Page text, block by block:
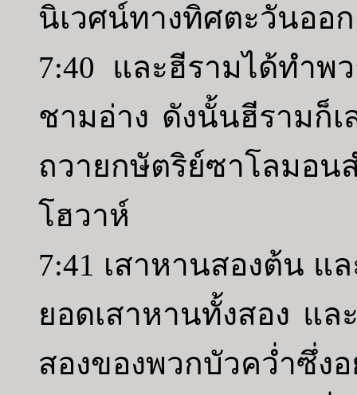
นิเวศน์ทางทิศตะวันออก
7:40 และฮีรามได้ทำ
ชามอ่าง ดังนั้นฮีรามก็เ
ถวายกษัตริย์ซาโลมอน
โฮวาห์
7:41 เสาหานสองต้น แ
ยอดเสาหานทั้งสอง แ
สองของพวกบัวคว่ำซึ่ง